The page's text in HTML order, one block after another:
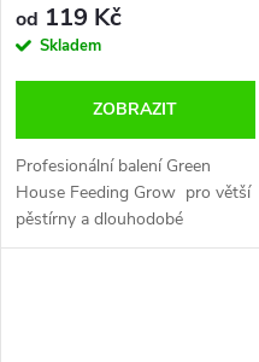
od 119 Kč
Skladem
ZOBRAZIT
Profesionální balení Green
House Feeding Grow pro větší
pěstírny a dlouhodobé
používání. Obsahuje